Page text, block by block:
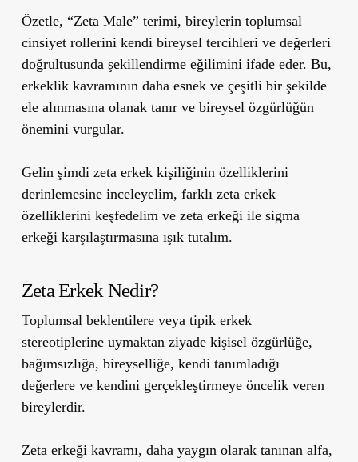
Özetle, “Zeta Male” terimi, bireylerin toplumsal
cinsiyet rollerini kendi bireysel tercihleri ve değerleri
doğrultusunda şekillendirme eğilimini ifade eder. Bu,
erkeklik kavramının daha esnek ve çeşitli bir şekilde
ele alınmasına olanak tanır ve bireysel özgürlüğün
önemini vurgular.
Gelin şimdi zeta erkek kişiliğinin özelliklerini
derinlemesine inceleyelim, farklı zeta erkek
özelliklerini keşfedelim ve zeta erkeği ile sigma
erkeği karşılaştırmasına ışık tutalım.
Zeta Erkek Nedir?
Toplumsal beklentilere veya tipik erkek
stereotiplerine uymaktan ziyade kişisel özgürlüğe,
bağımsızlığa, bireyselliğe, kendi tanımladığı
değerlere ve kendini gerçekleştirmeye öncelik veren
bireylerdir.
Zeta erkeği kavramı, daha yaygın olarak tanınan alfa,